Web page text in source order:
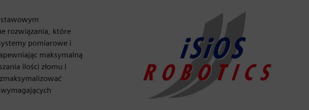
rozwiązania, które
pomiarowe i
maksymalną
ilości złomu i